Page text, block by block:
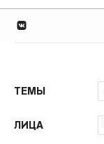
ТЕМЫ
ЛИЦА